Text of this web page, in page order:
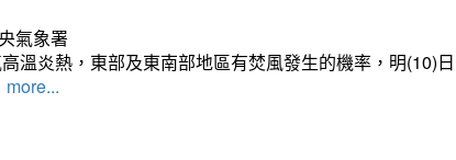
氣象署
溫炎熱，東部及東南部地區有焚風發生的機率，明
more...